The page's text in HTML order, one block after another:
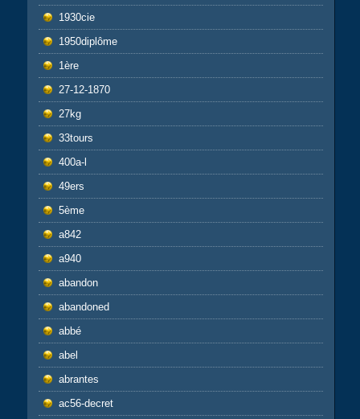
1930cie
1950diplôme
1ère
27-12-1870
27kg
33tours
400a-l
49ers
5ème
a842
a940
abandon
abandoned
abbé
abel
abrantes
ac56-decret